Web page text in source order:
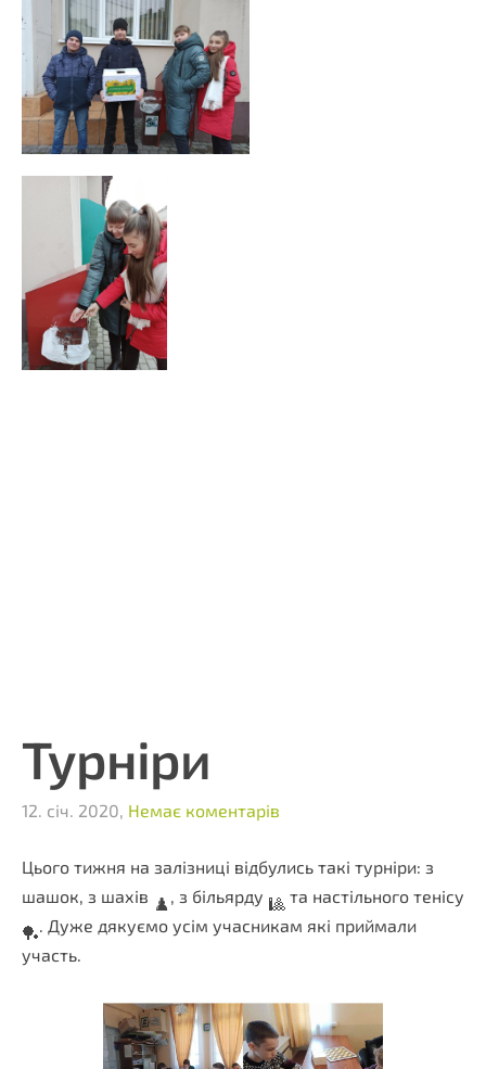
Турніри
12. січ. 2020, Немає коментарів
Цього тижня на залізниці відбулись такі турніри: з
шашок, з шахів ♟️ , з більярду 🎱 та настільного тенісу
🏓. Дуже дякуємо усім учасникам які приймали
участь.